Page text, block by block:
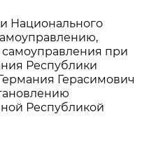
Национального
самоуправления при
Республики
Герасимович
Республикой